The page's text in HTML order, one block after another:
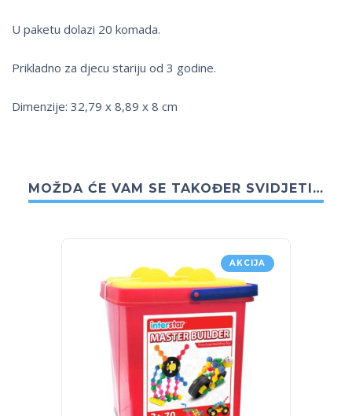
U paketu dolazi 20 komada.
Prikladno za djecu stariju od 3 godine.
Dimenzije: 32,79 x 8,89 x 8 cm
MOŽDA ĆE VAM SE TAKOĐER SVIDJETI…
AKCIJA